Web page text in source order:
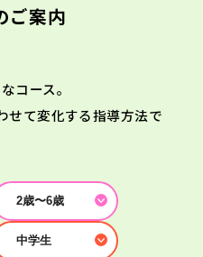
ご案内
コース。
せて変化する指導方法で
2歳〜6歳
中学生